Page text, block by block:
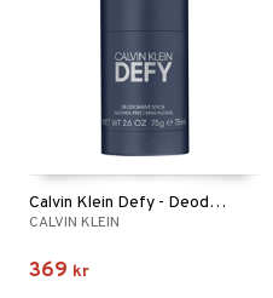
Calvin Klein Defy - Deodorant Stick
CALVIN KLEIN
369 kr